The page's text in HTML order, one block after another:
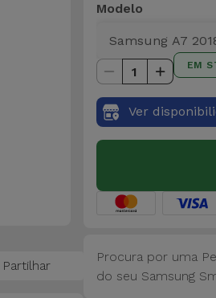
Partilhar
Modelo
1 EM
Ver
Procura por uma
do seu Samsung